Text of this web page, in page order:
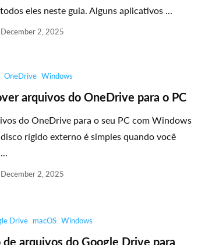
eles neste guia. Alguns aplicativos ...
December 2, 2025
OneDrive Windows
arquivos do OneDrive para o PC
do OneDrive para o seu PC com Windows
rígido externo é simples quando você
December 2, 2025
Drive macOS Windows
arquivos do Google Drive para